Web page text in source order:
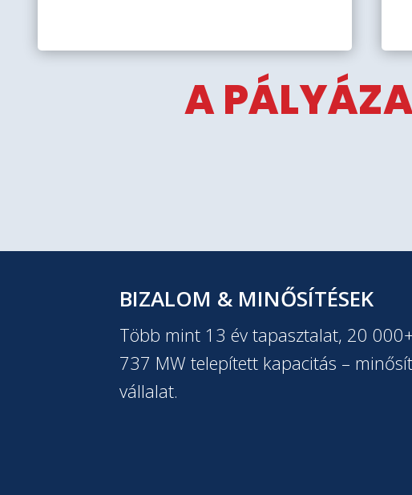
A
BIZALOM & MINŐSÍTÉSEK
Több mint 13 év tapasztalat, 20
737 MW telepített kapacitás –
vállalat.